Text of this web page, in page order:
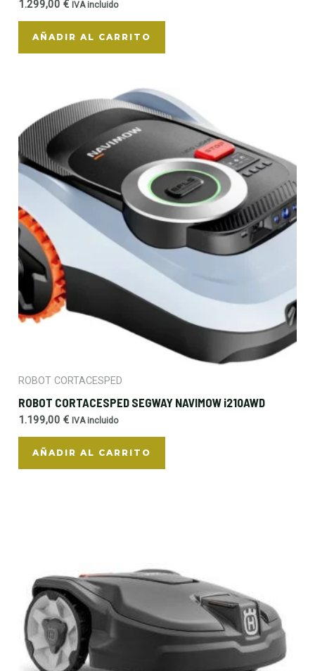
1.299,00€ IVA incluido
AÑADIR AL CARRITO
ROBOT CORTACESPED
ROBOT CORTACESPED SEGWAY NAVIMOW i210AWD
1.199,00€ IVA incluido
AÑADIR AL CARRITO